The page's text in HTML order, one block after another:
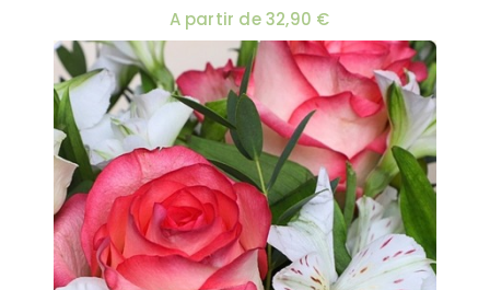
A partir de 32,90 €